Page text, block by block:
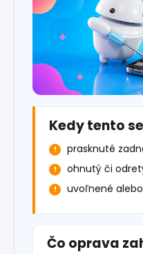
Kedy tento
prasknuté
ohnutý či
uvoľnené
Čo oprava